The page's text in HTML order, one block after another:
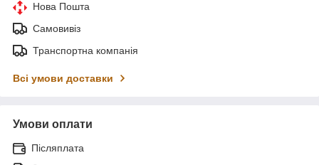
Нова Пошта
Самовивіз
Транспортна компанія
Всі умови доставки
Умови оплати
Післяплата